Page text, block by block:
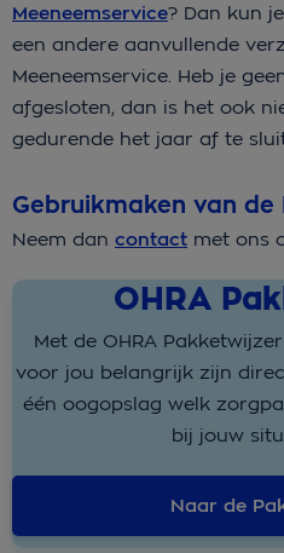
Meeneemservice? Dan kun
een andere aanvullende
Meeneemservice. Heb je
afgesloten, dan is het ook
gedurende het jaar af te
Gebruikmaken van de
Neem dan contact met ons
OHRA
Met de OHRA
voor jou belangrijk zijn
één oogopslag welk
bij jouw
Naar de